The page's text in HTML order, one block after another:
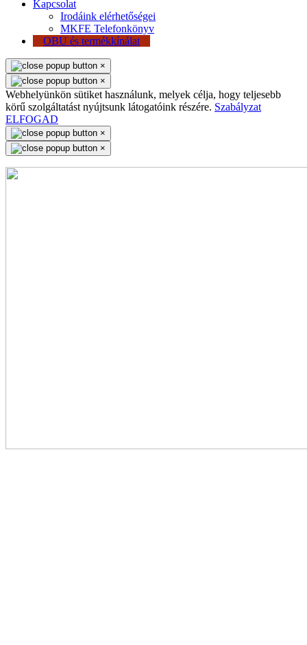
Kapcsolat
Irodáink elérhetőségei
MKFE Telefonkönyv
OBU és termékkínálat
×
×
Webhelyünkön sütiket használunk, melyek célja, hogy teljesebb
körű szolgáltatást nyújtsunk látogatóink részére. Szabályzat
ELFOGAD
×
×